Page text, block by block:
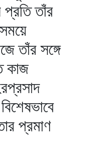
প্রতি তাঁর
তাঁর সঙ্গে
কাজ
প্রমাণ